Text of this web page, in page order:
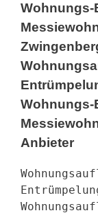
Wohnungs-
Wohnungs-
Anbieter